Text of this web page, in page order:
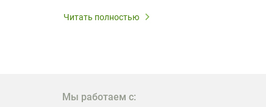
Читать полностью
Мы работаем с: